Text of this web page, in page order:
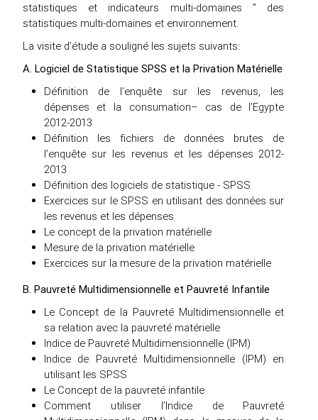
statistiques et indicateurs multi-domaines ” des
statistiques multi-domaines et environnement.
La visite d’étude a souligné les sujets suivants:
A. Logiciel de Statistique SPSS et la Privation Matérielle
Définition de l’enquête sur les revenus, les
dépenses et la consumation– cas de l’Egypte
2012-2013
Définition les fichiers de données brutes de
l’enquête sur les revenus et les dépenses 2012-
2013
Définition des logiciels de statistique - SPSS
Exercices sur le SPSS en utilisant des données sur
les revenus et les dépenses
Le concept de la privation matérielle
Mesure de la privation matérielle
Exercices sur la mesure de la privation matérielle
B. Pauvreté Multidimensionnelle et Pauvreté Infantile
Le Concept de la Pauvreté Multidimensionnelle et
sa relation avec la pauvreté matérielle
Indice de Pauvreté Multidimensionnelle (IPM)
Indice de Pauvreté Multidimensionnelle (IPM) en
utilisant les SPSS
Le Concept de la pauvreté infantile
Comment utiliser l’Indice de Pauvreté